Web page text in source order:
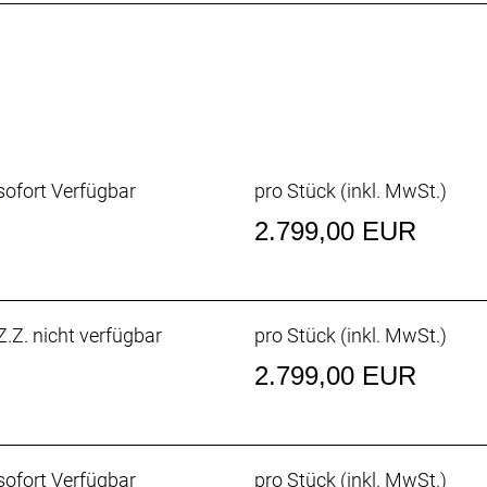
Leitungsführung und der verborgenen
integriertes Staufach, konisches Steuerrohr,
142 x12 mm Steckachse
Verfügbar pro Stück (inkl. MwSt.)
2.799,00 EUR
nicht verfügbar pro Stück (inkl. MwSt.)
2.799,00 EUR
Verfügbar pro Stück (inkl. MwSt.)